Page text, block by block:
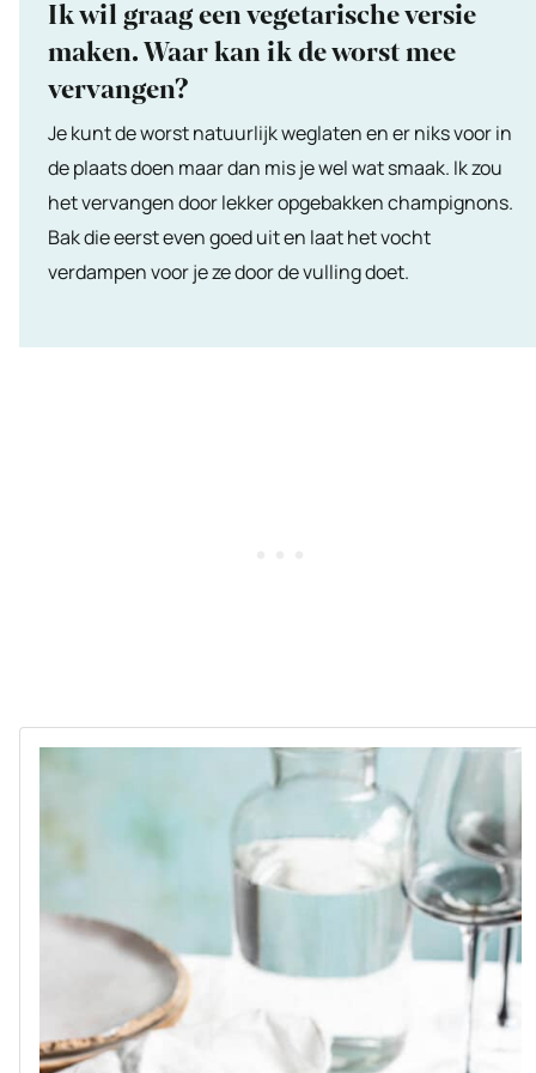
Ik wil graag een vegetarische versie
maken. Waar kan ik de worst mee
vervangen?
Je kunt de worst natuurlijk weglaten en er niks voor in
de plaats doen maar dan mis je wel wat smaak. Ik zou
het vervangen door lekker opgebakken champignons.
Bak die eerst even goed uit en laat het vocht
verdampen voor je ze door de vulling doet.